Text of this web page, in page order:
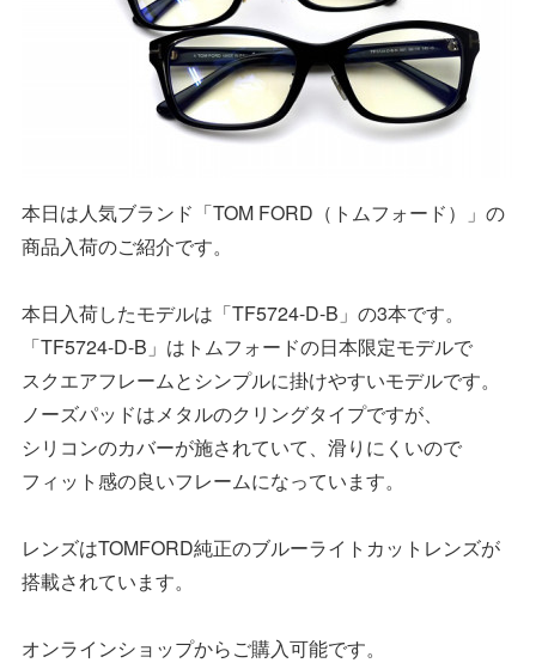
本日は人気ブランド「TOM FORD（トムフォード）」の
商品入荷のご紹介です。
本日入荷したモデルは「TF5724-D-B」の3本です。
「TF5724-D-B」はトムフォードの日本限定モデルで
スクエアフレームとシンプルに掛けやすいモデルです。
ノーズパッドはメタルのクリングタイプですが、
シリコンのカバーが施されていて、滑りにくいので
フィット感の良いフレームになっています。
レンズはTOMFORD純正のブルーライトカットレンズが
搭載されています。
オンラインショップからご購入可能です。